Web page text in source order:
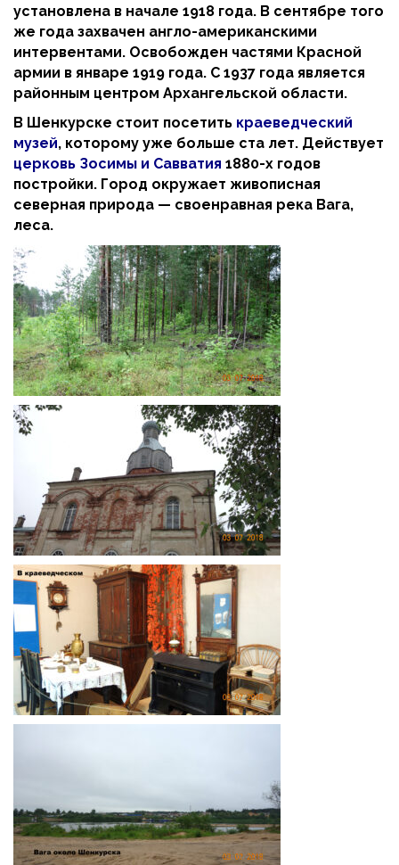
установлена в начале 1918 года. В сентябре того
же года захвачен англо-американскими
интервентами. Освобожден частями Красной
армии в январе 1919 года. С 1937 года является
районным центром Архангельской области.
В Шенкурске стоит посетить краеведческий
музей, которому уже больше ста лет. Действует
церковь Зосимы и Савватия 1880-х годов
постройки. Город окружает живописная
северная природа — своенравная река Вага,
леса.